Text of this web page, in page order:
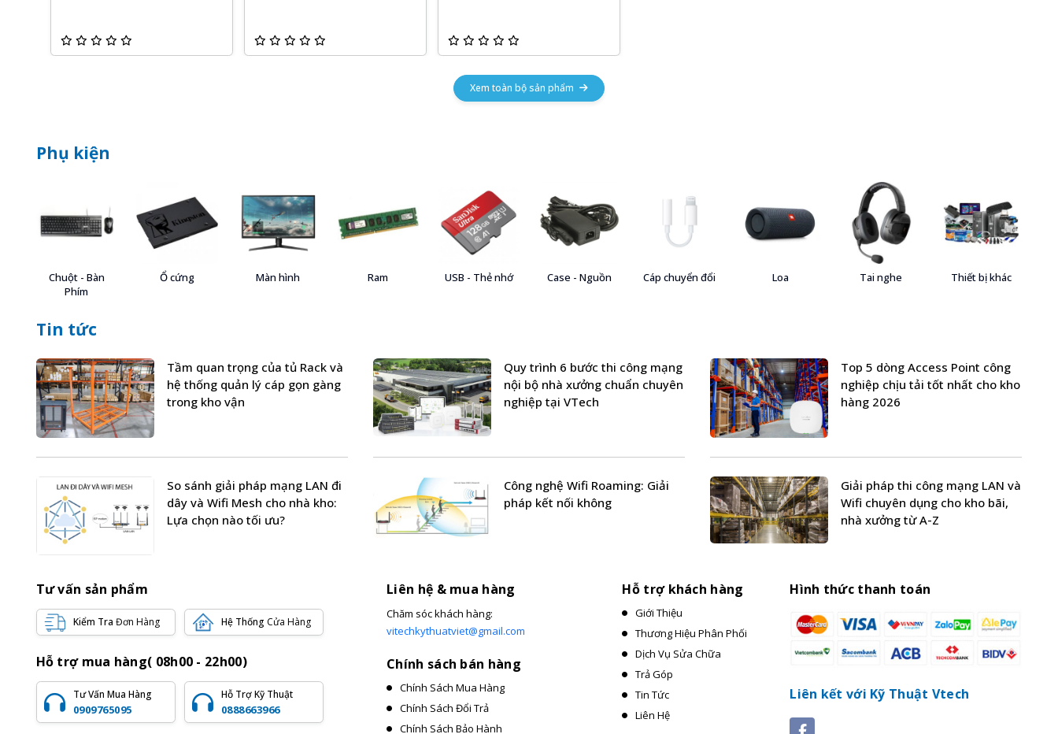
Xem toàn bộ sản phẩm
Phụ kiện
Chuột - Bàn
Phím
Ổ cứng Màn hình Ram USB - Thẻ nhớ Case - Nguồn Cáp chuyển đổi Loa Tai nghe Thiết bị khác
Tin tức
Tầm quan trọng của tủ Rack và
hệ thống quản lý cáp gọn gàng
trong kho vận
Quy trình 6 bước thi công mạng
nội bộ nhà xưởng chuẩn chuyên
nghiệp tại VTech
Top 5 dòng Access Point công
nghiệp chịu tải tốt nhất cho kho
hàng 2026
So sánh giải pháp mạng LAN đi
dây và Wifi Mesh cho nhà kho:
Lựa chọn nào tối ưu?
Công nghệ Wifi Roaming: Giải
pháp kết nối không
Giải pháp thi công mạng LAN và
Wifi chuyên dụng cho kho bãi,
nhà xưởng từ A-Z
Tư vấn sản phẩm
Kiểm Tra Đơn Hàng Hệ Thống Cửa Hàng
Hỗ trợ mua hàng( 08h00 - 22h00)
Tư Vấn Mua Hàng
0909765095
Hỗ Trợ Kỹ Thuật
0888663966
Liên hệ & mua hàng
Chăm sóc khách hàng:
vitechkythuatviet@gmail.com
Chính sách bán hàng
Chính Sách Mua Hàng
Chính Sách Đổi Trả
Chính Sách Bảo Hành
Hỗ trợ khách hàng
Giới Thiệu
Thương Hiệu Phân Phối
Dịch Vụ Sửa Chữa
Trả Góp
Tin Tức
Liên Hệ
Hình thức thanh toán
Liên kết với Kỹ Thuật Vtech